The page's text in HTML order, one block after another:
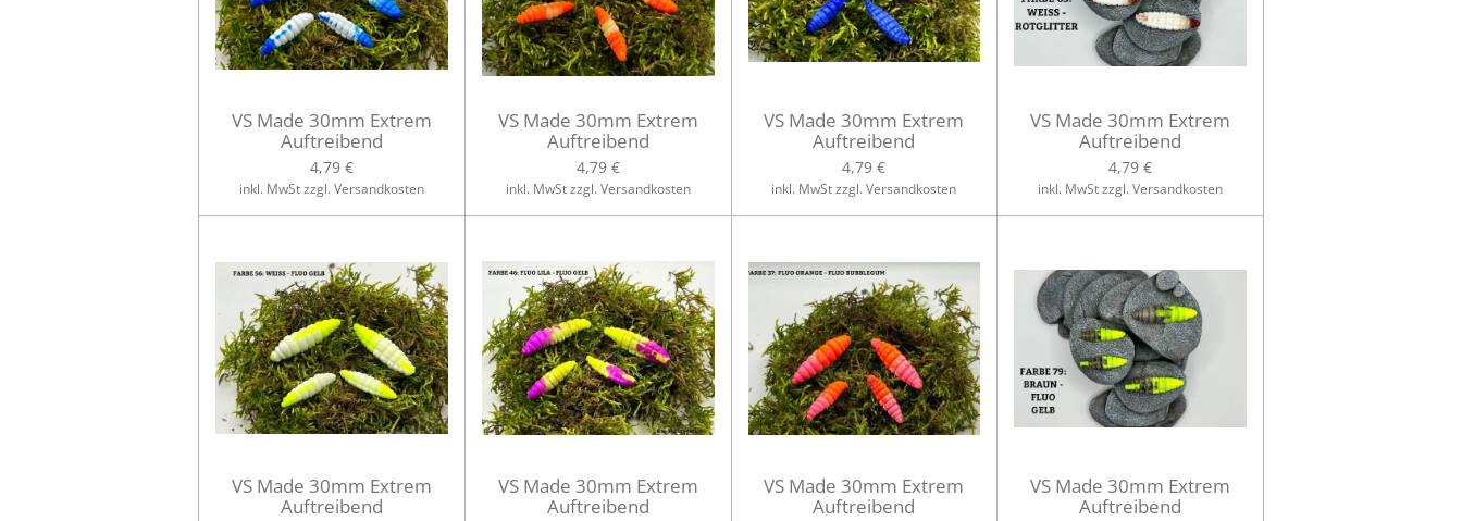
VS Made 30mm Extrem
Auftreibend
4,79 €
inkl. MwSt zzgl. Versandkosten
VS Made 30mm Extrem
Auftreibend
4,79 €
inkl. MwSt zzgl. Versandkosten
VS Made 30mm Extrem
Auftreibend
4,79 €
inkl. MwSt zzgl. Versandkosten
VS Made 30mm Extrem
Auftreibend
4,79 €
inkl. MwSt zzgl. Versandkosten
VS Made 30mm Extrem
Auftreibend
VS Made 30mm Extrem
Auftreibend
VS Made 30mm Extrem
Auftreibend
VS Made 30mm Extrem
Auftreibend